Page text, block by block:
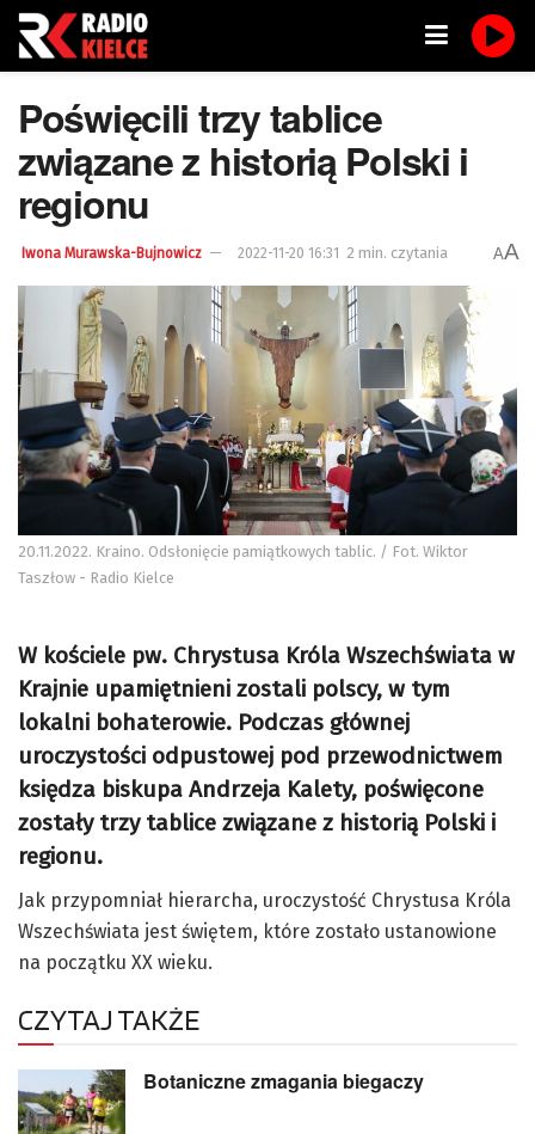
Poświęcili trzy tablice
związane z historią Polski i
regionu
Iwona Murawska-Bujnowicz 2022-11-20 16:31 2 min. czytania AA
20.11.2022. Kraino. Odsłonięcie pamiątkowych tablic. / Fot. Wiktor
Taszłow - Radio Kielce
W kościele pw. Chrystusa Króla Wszechświata w
Krajnie upamiętnieni zostali polscy, w tym
lokalni bohaterowie. Podczas głównej
uroczystości odpustowej pod przewodnictwem
księdza biskupa Andrzeja Kalety, poświęcone
zostały trzy tablice związane z historią Polski i
regionu.
Jak przypomniał hierarcha, uroczystość Chrystusa Króla
Wszechświata jest świętem, które zostało ustanowione
na początku XX wieku.
CZYTAJ TAKŻE
Botaniczne zmagania biegaczy